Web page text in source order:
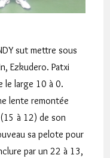
sut mettre sous
Ezkudero. Patxi
le large 10 à 0.
lente remontée
à 12) de son
sa pelote pour
par un 22 à 13,